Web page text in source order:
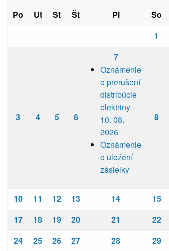
Po
Ut St Št Pi So
1
3 4 5 6
7
Oznámenie
o prerušení
distribúcie
elektriny -
10. 08.
2026
Oznámenie
o uložení
zásielky
8
10 11 12 13 14 15
17
18 19 20 21 22
24
25 26 27 28 29